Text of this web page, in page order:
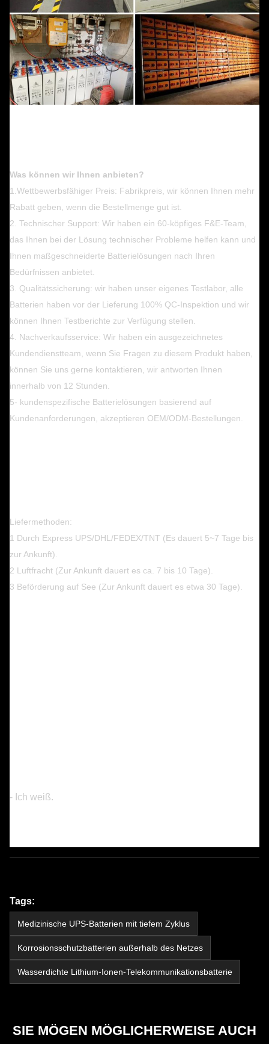
Was können wir Ihnen anbieten?
1.Wettbewerbsfähiger Preis: Fabrikpreis, wir können Ihnen mehr
Rabatt geben, wenn die Bestellmenge gut ist.
2. Technischer Support: Wir haben ein 60-köpfiges F&E-Team,
das Ihnen bei der Lösung technischer Probleme helfen kann und
Ihnen maßgeschneiderte Batterielösungen nach Ihren
Bedürfnissen anbietet.
3. Qualitätssicherung: wir haben unser eigenes Testlabor, alle
Batterien haben vor der Lieferung 100% QC-Inspektion und wir
können Ihnen Testberichte zur Verfügung stellen.
4. Nachverkaufsservice: Wir haben ein ausgezeichnetes
Kundendienstteam, wenn Sie Fragen zu diesem Produkt haben,
können Sie uns gerne kontaktieren, wir antworten Ihnen
innerhalb von 12 Stunden.
5- kundenspezifische Batterielösungen basierend auf
Kundenanforderungen, akzeptieren OEM/ODM-Bestellungen.
Liefermethoden:
1 Durch Express UPS/DHL/FEDEX/TNT (Es dauert 5~7 Tage bis
zur Ankunft).
2 Luftfracht (Zur Ankunft dauert es ca. 7 bis 10 Tage).
3 Beförderung auf See (Zur Ankunft dauert es etwa 30 Tage).
- Ich weiß.
Tags:
Medizinische UPS-Batterien mit tiefem Zyklus
Korrosionsschutzbatterien außerhalb des Netzes
Wasserdichte Lithium-Ionen-Telekommunikationsbatterie
SIE MÖGEN MÖGLICHERWEISE AUCH